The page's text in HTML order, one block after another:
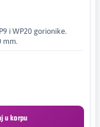
i WP20 gorionike.
mm.
u korpu